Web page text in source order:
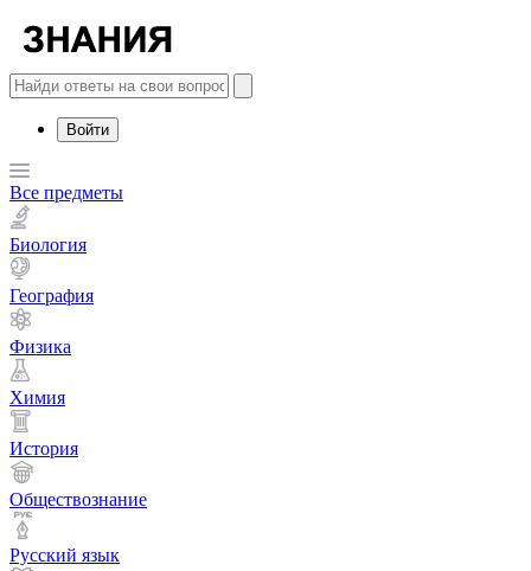
Войти
Все предметы
Биология
География
Физика
Химия
История
Обществознание
Русский язык